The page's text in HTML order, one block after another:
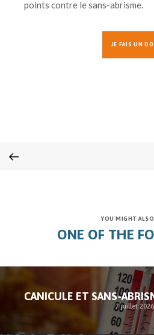
points contre le sans-abrisme.
JE FAIS UN
YOU MIGHT
ONE OF THE
7 juillet 2026